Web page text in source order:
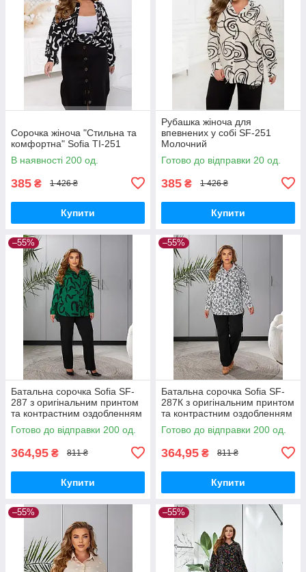
Сорочка жіноча "Стильна та
комфортна" Sofia TI-251
В наявності 200 од.
385 ₴ 1 426 ₴
Купити
Рубашка жіноча для
впевнених у собі SF-251
Молочний
Готово до відправки 20 од.
385 ₴ 1 426 ₴
Купити
–55%
Батальна сорочка Sofia SF-
287 з оригінальним принтом
та контрастним оздобленням
Готово до відправки 200 од.
364,95 ₴ 811 ₴
Купити
–55%
Батальна сорочка Sofia SF-
287К з оригінальним принтом
та контрастним оздобленням
Білий
Готово до відправки 200 од.
364,95 ₴ 811 ₴
Купити
–55% –55%